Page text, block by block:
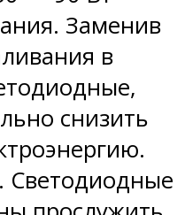
Заменив
в
снизить
Светодиодные